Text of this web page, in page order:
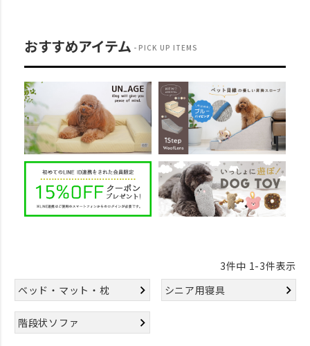
おすすめアイテム PICK UP ITEMS
3件中 1-3件表示
ベッド・マット・枕
シニア用寝具
階段状ソファ